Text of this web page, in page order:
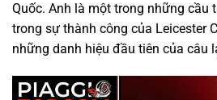
Quốc. Anh là một trong những cầu
trong sự thành công của Leicester
những danh hiệu đầu tiên của câu